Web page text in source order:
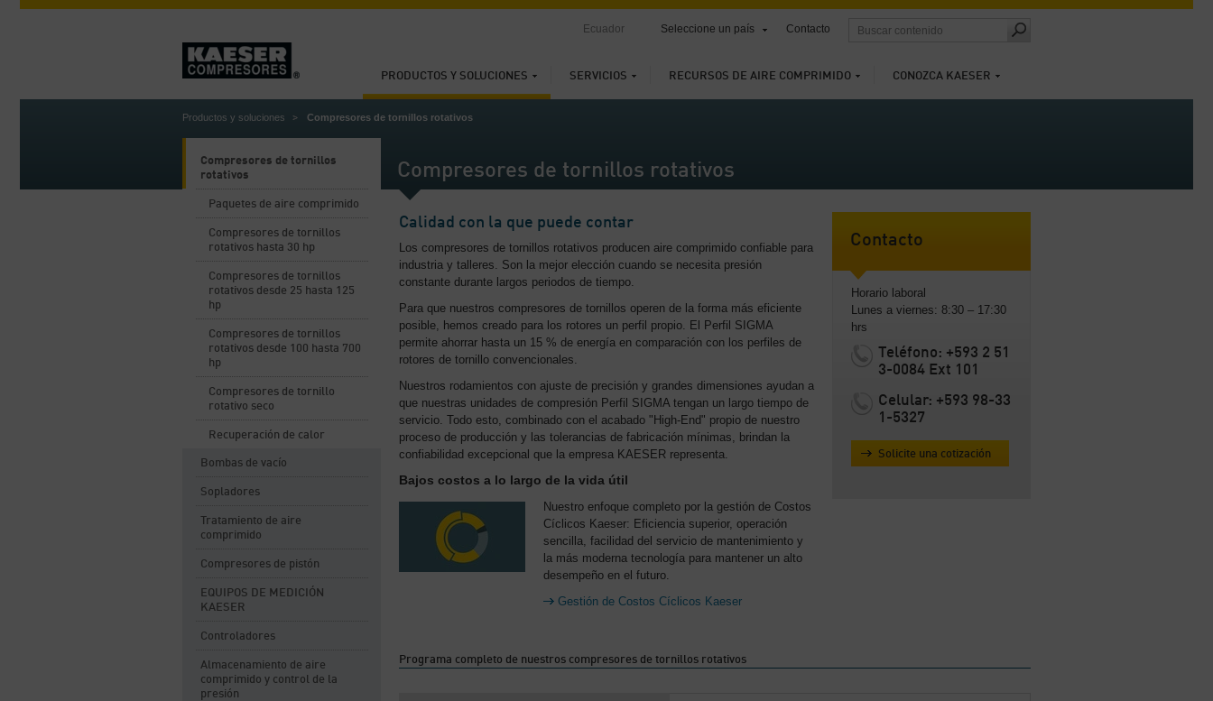
PRODUCTOS Y SOLUCIONES SERVICIOS RECURSOS DE AIRE COMPRIMIDO CONOZCA KAESER
Ecuador Seleccione un país Contacto
Productos y soluciones Compresores de tornillos rotativos
Compresores de tornillos rotativos
Compresores de tornillos
rotativos
Paquetes de aire comprimido
Compresores de tornillos
rotativos hasta 30 hp
Compresores de tornillos
rotativos desde 25 hasta 125
hp
Compresores de tornillos
rotativos desde 100 hasta 700
hp
Compresores de tornillo
rotativo seco
Recuperación de calor
Bombas de vacío
Sopladores
Tratamiento de aire
comprimido
Compresores de pistón
EQUIPOS DE MEDICIÓN
KAESER
Controladores
Almacenamiento de aire
comprimido y control de la
presión
Calidad con la que puede contar
Los compresores de tornillos rotativos producen aire comprimido confiable para
industria y talleres. Son la mejor elección cuando se necesita presión
constante durante largos periodos de tiempo.
Para que nuestros compresores de tornillos operen de la forma más eficiente
posible, hemos creado para los rotores un perfil propio. El Perfil SIGMA
permite ahorrar hasta un 15 % de energía en comparación con los perfiles de
rotores de tornillo convencionales.
Nuestros rodamientos con ajuste de precisión y grandes dimensiones ayudan a
que nuestras unidades de compresión Perfil SIGMA tengan un largo tiempo de
servicio. Todo esto, combinado con el acabado "High-End" propio de nuestro
proceso de producción y las tolerancias de fabricación mínimas, brindan la
confiabilidad excepcional que la empresa KAESER representa.
Bajos costos a lo largo de la vida útil
Nuestro enfoque completo por la gestión de Costos
Cíclicos Kaeser: Eficiencia superior, operación
sencilla, facilidad del servicio de mantenimiento y
la más moderna tecnología para mantener un alto
desempeño en el futuro.
Gestión de Costos Cíclicos Kaeser
Contacto
Horario laboral
Lunes a viernes: 8:30 – 17:30
hrs
Teléfono: +593 2 51
3-0084 Ext 101
Celular: +593 98-33
1-5327
Solicite una cotización
Programa completo de nuestros compresores de tornillos rotativos